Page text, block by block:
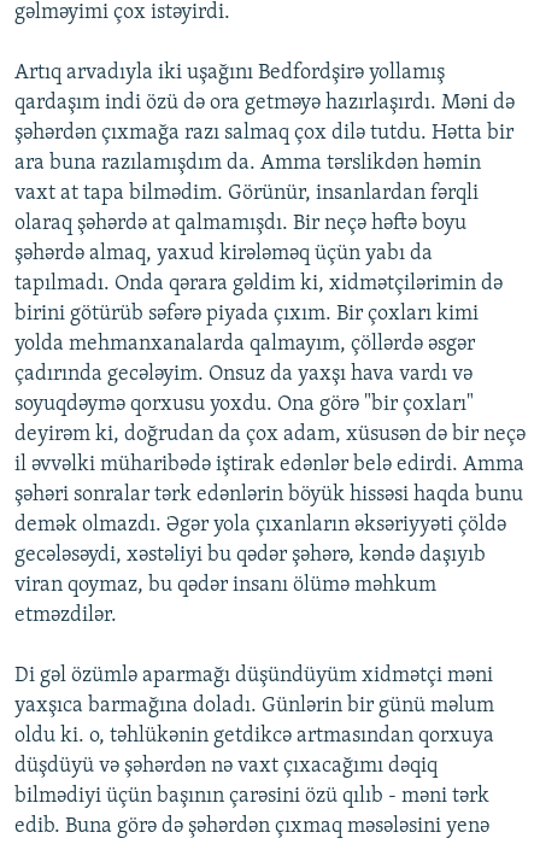
gəlməyimi çox istəyirdi.
Artıq arvadıyla iki uşağını Bedfordşirə yollamış
qardaşım indi özü də ora getməyə hazırlaşırdı. Məni də
şəhərdən çıxmağa razı salmaq çox dilə tutdu. Hətta bir
ara buna razılamışdım da. Amma tərslikdən həmin
vaxt at tapa bilmədim. Görünür, insanlardan fərqli
olaraq şəhərdə at qalmamışdı. Bir neçə həftə boyu
şəhərdə almaq, yaxud kirələməq üçün yabı da
tapılmadı. Onda qərara gəldim ki, xidmətçilərimin də
birini götürüb səfərə piyada çıxım. Bir çoxları kimi
yolda mehmanxanalarda qalmayım, çöllərdə əsgər
çadırında gecələyim. Onsuz da yaxşı hava vardı və
soyuqdəymə qorxusu yoxdu. Ona görə "bir çoxları"
deyirəm ki, doğrudan da çox adam, xüsusən də bir neçə
il əvvəlki müharibədə iştirak edənlər belə edirdi. Amma
şəhəri sonralar tərk edənlərin böyük hissəsi haqda bunu
demək olmazdı. Əgər yola çıxanların əksəriyyəti çöldə
gecələsəydi, xəstəliyi bu qədər şəhərə, kəndə daşıyıb
viran qoymaz, bu qədər insanı ölümə məhkum
etməzdilər.
Di gəl özümlə aparmağı düşündüyüm xidmətçi məni
yaxşıca barmağına doladı. Günlərin bir günü məlum
oldu ki. o, təhlükənin getdikcə artmasından qorxuya
düşdüyü və şəhərdən nə vaxt çıxacağımı dəqiq
bilmədiyi üçün başının çarəsini özü qılıb - məni tərk
edib. Buna görə də şəhərdən çıxmaq məsələsini yenə